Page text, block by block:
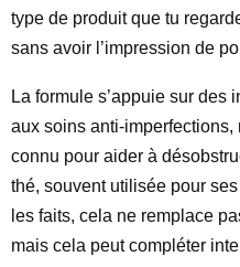
type de produit que tu
sans avoir l’impression de
La formule s’appuie sur des
aux soins anti-imperfections,
connu pour aider à
thé, souvent utilisée pour
les faits, cela ne remplace
mais cela peut compléter